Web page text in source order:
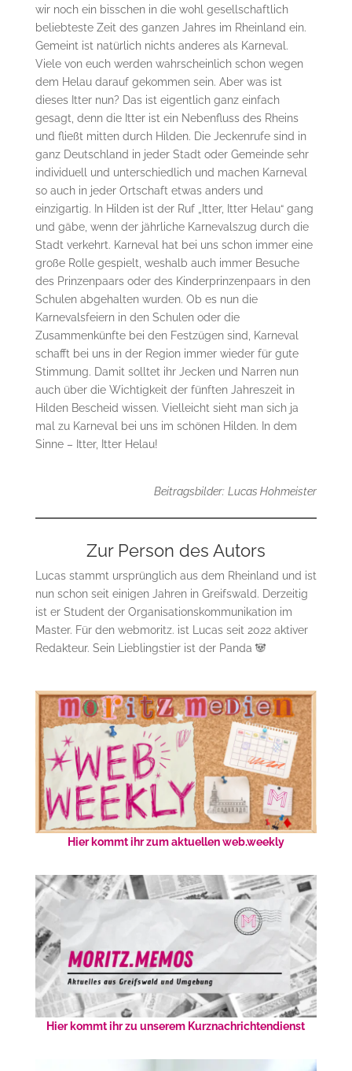
wir noch ein bisschen in die wohl gesellschaftlich
beliebteste Zeit des ganzen Jahres im Rheinland ein.
Gemeint ist natürlich nichts anderes als Karneval.
Viele von euch werden wahrscheinlich schon wegen
dem Helau darauf gekommen sein. Aber was ist
dieses Itter nun? Das ist eigentlich ganz einfach
gesagt, denn die Itter ist ein Nebenfluss des Rheins
und fließt mitten durch Hilden. Die Jeckenrufe sind in
ganz Deutschland in jeder Stadt oder Gemeinde sehr
individuell und unterschiedlich und machen Karneval
so auch in jeder Ortschaft etwas anders und
einzigartig. In Hilden ist der Ruf „Itter, Itter Helau“ gang
und gäbe, wenn der jährliche Karnevalszug durch die
Stadt verkehrt. Karneval hat bei uns schon immer eine
große Rolle gespielt, weshalb auch immer Besuche
des Prinzenpaars oder des Kinderprinzenpaars in den
Schulen abgehalten wurden. Ob es nun die
Karnevalsfeiern in den Schulen oder die
Zusammenkünfte bei den Festzügen sind, Karneval
schafft bei uns in der Region immer wieder für gute
Stimmung. Damit solltet ihr Jecken und Narren nun
auch über die Wichtigkeit der fünften Jahreszeit in
Hilden Bescheid wissen. Vielleicht sieht man sich ja
mal zu Karneval bei uns im schönen Hilden. In dem
Sinne – Itter, Itter Helau!
Beitragsbilder: Lucas Hohmeister
Zur Person des Autors
Lucas stammt ursprünglich aus dem Rheinland und ist
nun schon seit einigen Jahren in Greifswald. Derzeitig
ist er Student der Organisationskommunikation im
Master. Für den webmoritz. ist Lucas seit 2022 aktiver
Redakteur. Sein Lieblingstier ist der Panda 🐼
Hier kommt ihr zum aktuellen web.weekly
Hier kommt ihr zu unserem Kurznachrichtendienst